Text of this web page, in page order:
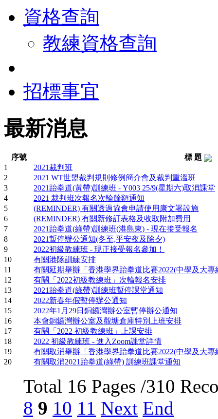
資格查詢
教練資格查詢
招標事宜
最新消息
序號
標 題
1
2021裁判班
2
2021 WT世盟裁判規則修例簡介會及裁判重溫班
3
2021跆拳道(黃帶)訓練班 - Y003 25/9(星期六)取消課堂
4
2021 裁判班次報名次輪餘額通知
5
(REMINDER) 有關透過協會申請使用康文署設施
6
(REMINDER) 有關新修訂表格及收取附加費用
7
2021跆拳道(綠帶)訓練班(港島東) - 現在接受報名
8
2021暫停辦公通知(冬至,平安夜及除夕)
9
2022初級教練班 - 現正接受報名參加！
10
有關港隊訓練安排
11
有關延期舉辦「香港學界跆拳道比賽2022(中學及大專
12
有關「2022初級教練班」次輪報名安排
13
2021跆拳道(綠帶)訓練班暫停課堂通知
14
2022新春年假暫停辦公通知
15
2022年1月29日銅鑼灣辦公室暫停辦公通知
16
本會銅鑼灣辦公室及觀塘倉庫特別上班安排
17
有關「2022 初級教練班」上課安排
18
2022 初級教練班 - 進入Zoom課堂詳情
19
有關取消舉辦「香港學界跆拳道比賽2022(中學及大專
20
有關取消2021跆拳道(綠帶) 訓練班課堂通知
Total 16 Pages /310
8 9 10 11 Next End